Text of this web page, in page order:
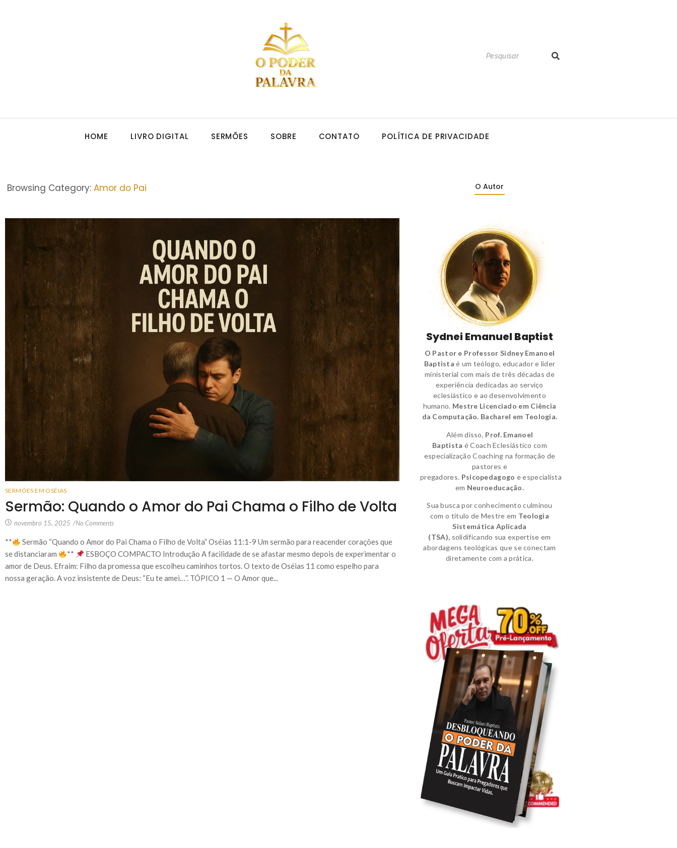
HOME LIVRO DIGITAL SERMÕES SOBRE CONTATO POLÍTICA DE PRIVACIDADE
Browsing Category: Amor do Pai
SERMÕES EM OSÉIAS
Sermão: Quando o Amor do Pai Chama o Filho de Volta
novembro 15, 2025 /No Comments
**
Sermão “Quando o Amor do Pai Chama o Filho de Volta” Oséias 11:1-9 Um sermão para reacender corações que
se distanciaram
**
ESBOÇO COMPACTO Introdução A facilidade de se afastar mesmo depois de experimentar o
amor de Deus. Efraim: Filho da promessa que escolheu caminhos tortos. O texto de Oséias 11 como espelho para
nossa geração. A voz insistente de Deus: “Eu te amei…”. TÓPICO 1 — O Amor que...
O Autor
Sydnei Emanuel Baptist
O Pastor e Professor Sidney Emanoel
Baptista é um teólogo, educador e líder
ministerial com mais de três décadas de
experiência dedicadas ao serviço
eclesiástico e ao desenvolvimento
humano. Mestre Licenciado em Ciência
da Computação. Bacharel em Teologia.
Além disso, Prof. Emanoel
Baptista éCoach Eclesiástico com
especialização Coaching na formação de
pastores e
pregadores. Psicopedagogo eespecialista
em Neuroeducação.
Sua busca por conhecimento culminou
com o título de Mestre em Teologia
Sistemática Aplicada
(TSA), solidificando sua expertise em
abordagens teológicas que se conectam
diretamente com a prática.